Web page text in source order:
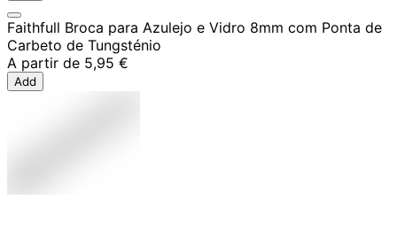
Faithfull Broca para Azulejo e Vidro 8mm com Ponta de
Carbeto de Tungsténio
A partir de 5,95 €
Add